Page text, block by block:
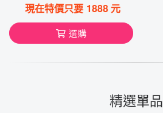
現在特價只要 1888 元
選購
精選單品